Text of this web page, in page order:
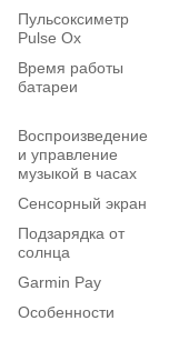
Пульсоксиметр
Pulse Ox
Время работы
батареи
Воспроизведение
и управление
музыкой в часах
Сенсорный экран
Подзарядка от
солнца
Garmin Pay
Особенности